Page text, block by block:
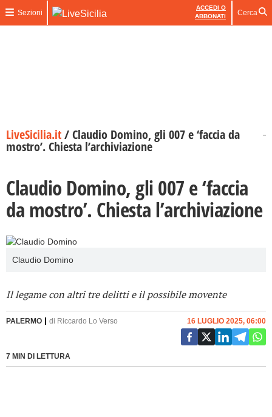
Sezioni
ACCEDI O
ABBONATI
Cerca
LiveSicilia.it/Claudio Domino, gli 007 e ‘faccia da
mostro’. Chiesta l’archiviazione
Claudio Domino, gli 007 e ‘faccia
da mostro’. Chiesta l’archiviazione
Claudio Domino
Il legame con altri tre delitti e il possibile movente
PALERMO di Riccardo Lo Verso
7 MIN DI LETTURA
16 LUGLIO 2025, 06:00